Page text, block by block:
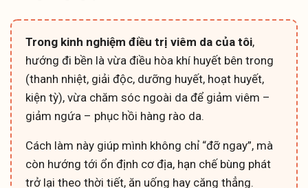
Trong kinh nghiệm điều trị viêm da của tôi,
hướng đi bền là vừa điều hòa khí huyết bên trong
(thanh nhiệt, giải độc, dưỡng huyết, hoạt huyết,
kiện tỳ), vừa chăm sóc ngoài da để giảm viêm –
giảm ngứa – phục hồi hàng rào da.
Cách làm này giúp mình không chỉ “đỡ ngay”, mà
còn hướng tới ổn định cơ địa, hạn chế bùng phát
trở lại theo thời tiết, ăn uống hay căng thẳng.